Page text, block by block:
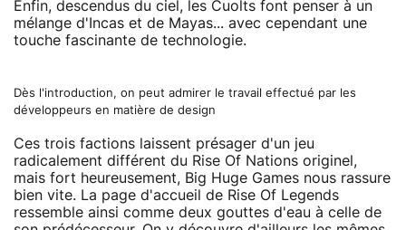
Enfin, descendus du ciel, les Cuolts font penser à un
mélange d'Incas et de Mayas... avec cependant une
touche fascinante de technologie.
Dès l'introduction, on peut admirer le travail effectué par les
développeurs en matière de design
Ces trois factions laissent présager d'un jeu
radicalement différent du Rise Of Nations originel,
mais fort heureusement, Big Huge Games nous rassure
bien vite. La page d'accueil de Rise Of Legends
ressemble ainsi comme deux gouttes d'eau à celle de